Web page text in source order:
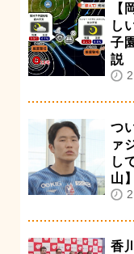
【
し
子
説
つ
ァ
し
山】
香